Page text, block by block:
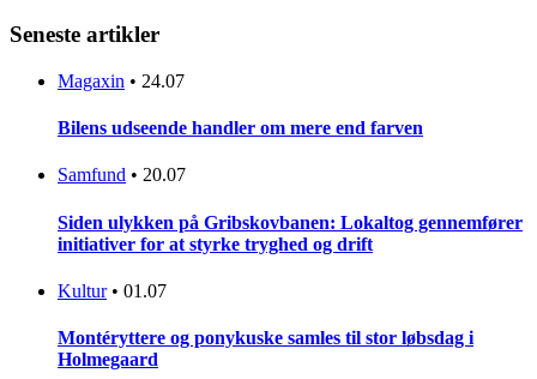
Seneste artikler
Magaxin • 24.07
Bilens udseende handler om mere end farven
Samfund • 20.07
Siden ulykken på Gribskovbanen: Lokaltog gennemfører
initiativer for at styrke tryghed og drift
Kultur • 01.07
Montéryttere og ponykuske samles til stor løbsdag i
Holmegaard